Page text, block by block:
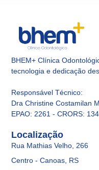
BHEM+ Clínica
tecnologia e dedicação
Responsável Técnico:
Dra Christine Costamilan
EPAO: 2261 - CRORS:
Localização
Rua Mathias Velho, 266
Centro - Canoas, RS